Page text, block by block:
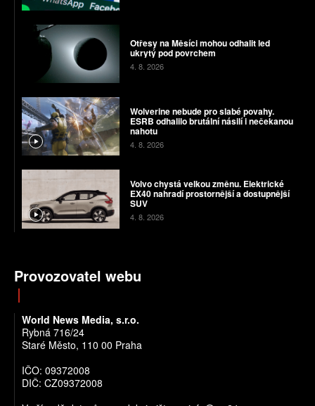
Otřesy na Měsíci mohou odhalit led
ukrytý pod povrchem
4. 8. 2026
Wolverine nebude pro slabé povahy.
ESRB odhalilo brutální násilí i nečekanou
nahotu
4. 8. 2026
Volvo chystá velkou změnu. Elektrické
EX40 nahradí prostornější a dostupnější
SUV
4. 8. 2026
Provozovatel webu
World News Media, s.r.o.
Rybná 716/24
Staré Město, 110 00 Praha
IČO: 09372008
DIČ: CZ09372008